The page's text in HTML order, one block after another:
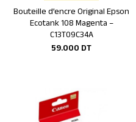
Ajouter au panier
Bouteille d’encre Original Epson
Ecotank 108 Magenta –
C13T09C34A
59.000 DT